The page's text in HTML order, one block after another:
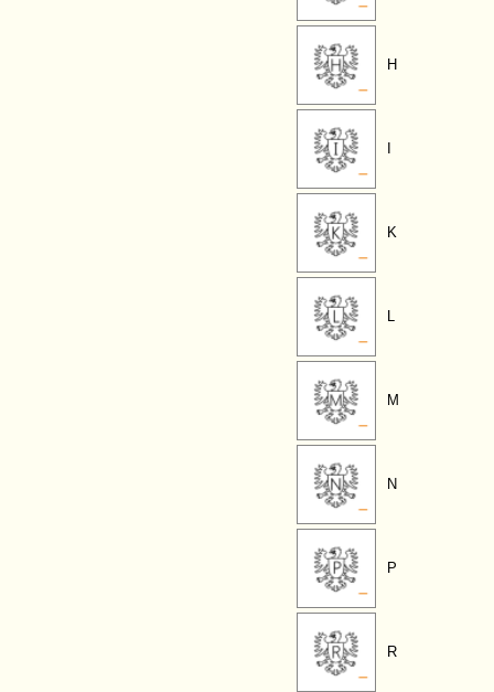
H
K
L
M
N
P
R